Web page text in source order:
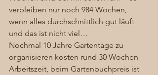
verbleiben nur noch 984 Wochen,
wenn alles durchschnittlich gut läuft
und das ist nicht viel…
Nochmal 10 Jahre Gartentage zu
organisieren kosten rund 30 Wochen
Arbeitszeit, beim Gartenbuchpreis ist